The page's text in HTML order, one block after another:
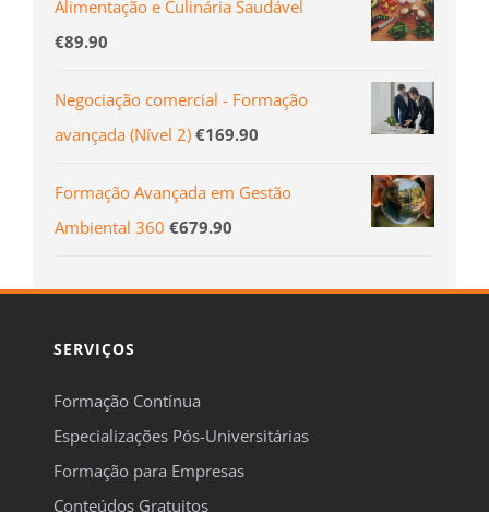
Alimentação e Culinária Saudável
€89.90
Negociação comercial - Formação
avançada (Ní­vel 2) €169.90
Formação Avançada em Gestão
Ambiental 360 €679.90
SERVIÇOS
Formação Contínua
Especializações Pós-Universitárias
Formação para Empresas
Conteúdos Gratuitos